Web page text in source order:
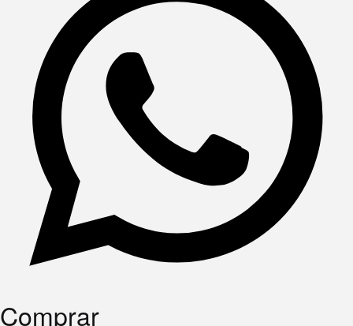
Comprar